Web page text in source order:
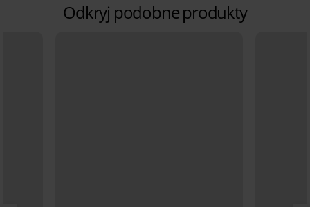
Odkryj podobne produkty